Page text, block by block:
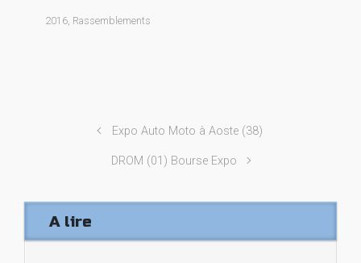
2016, Rassemblements
Expo Auto Moto à Aoste (38)
DROM (01) Bourse Expo
A lire